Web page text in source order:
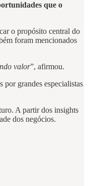
que o
o propósito central do
foram mencionados
valor”, afirmou.
grandes especialistas
A partir dos insights
dos negócios.